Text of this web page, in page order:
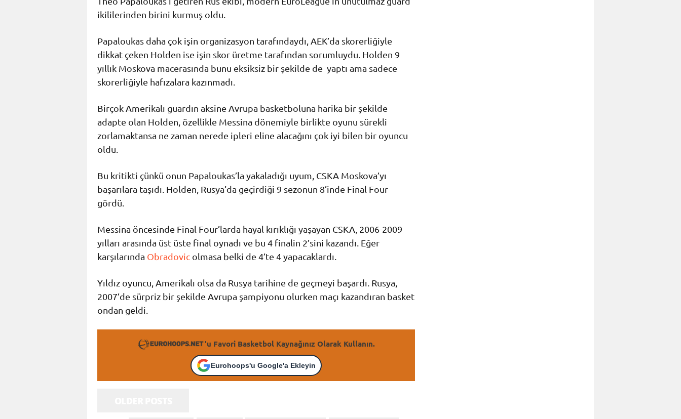
ikililerinden birini kurmuş oldu.
Papaloukas daha çok işin organizasyon tarafındaydı, AEK’da skorerliğiyle
dikkat çeken Holden ise işin skor üretme tarafından sorumluydu. Holden 9
yıllık Moskova macerasında bunu eksiksiz bir şekilde de yaptı ama sadece
skorerliğiyle hafızalara kazınmadı.
Birçok Amerikalı guardın aksine Avrupa basketboluna harika bir şekilde
adapte olan Holden, özellikle Messina dönemiyle birlikte oyunu sürekli
zorlamaktansa ne zaman nerede ipleri eline alacağını çok iyi bilen bir oyuncu
oldu.
Bu kritikti çünkü onun Papaloukas’la yakaladığı uyum, CSKA Moskova’yı
başarılara taşıdı. Holden, Rusya’da geçirdiği 9 sezonun 8’inde Final Four
gördü.
Messina öncesinde Final Four’larda hayal kırıklığı yaşayan CSKA, 2006-2009
yılları arasında üst üste final oynadı ve bu 4 finalin 2’sini kazandı. Eğer
karşılarında Obradovic olmasa belki de 4’te 4 yapacaklardı.
Yıldız oyuncu, Amerikalı olsa da Rusya tarihine de geçmeyi başardı. Rusya,
2007’de sürpriz bir şekilde Avrupa şampiyonu olurken maçı kazandıran basket
ondan geldi.
'u Favori Basketbol Kaynağınız Olarak Kullanın.
Eurohoops'u Google'a Ekleyin